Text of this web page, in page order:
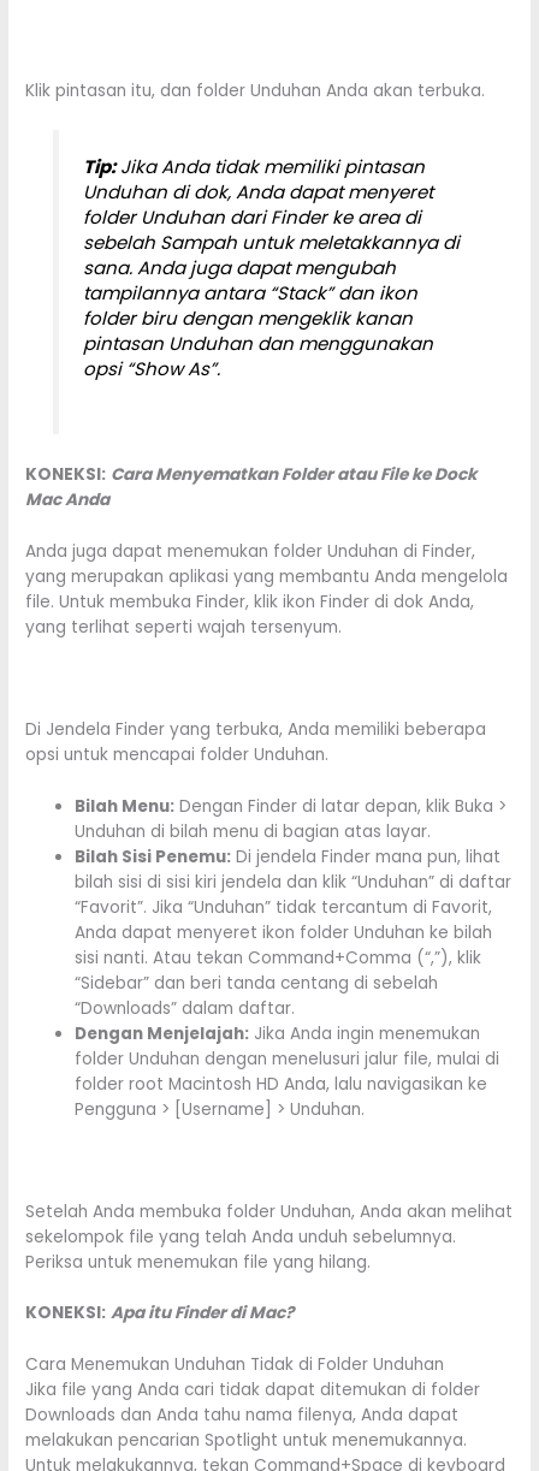
Klik pintasan itu, dan folder Unduhan Anda akan terbuka.
Tip:Jika Anda tidak memiliki pintasan
Unduhan di dok, Anda dapat menyeret
folder Unduhan dari Finder ke area di
sebelah Sampah untuk meletakkannya di
sana. Anda juga dapat mengubah
tampilannya antara “Stack” dan ikon
folder biru dengan mengeklik kanan
pintasan Unduhan dan menggunakan
opsi “Show As”.
KONEKSI: Cara Menyematkan Folder atau File ke Dock
Mac Anda
Anda juga dapat menemukan folder Unduhan di Finder,
yang merupakan aplikasi yang membantu Anda mengelola
file. Untuk membuka Finder, klik ikon Finder di dok Anda,
yang terlihat seperti wajah tersenyum.
Di Jendela Finder yang terbuka, Anda memiliki beberapa
opsi untuk mencapai folder Unduhan.
Bilah Menu: Dengan Finder di latar depan, klik Buka >
Unduhan di bilah menu di bagian atas layar.
Bilah Sisi Penemu: Di jendela Finder mana pun, lihat
bilah sisi di sisi kiri jendela dan klik “Unduhan” di daftar
“Favorit”. Jika “Unduhan” tidak tercantum di Favorit,
Anda dapat menyeret ikon folder Unduhan ke bilah
sisi nanti. Atau tekan Command+Comma (“,”), klik
“Sidebar” dan beri tanda centang di sebelah
“Downloads” dalam daftar.
Dengan Menjelajah: Jika Anda ingin menemukan
folder Unduhan dengan menelusuri jalur file, mulai di
folder root Macintosh HD Anda, lalu navigasikan ke
Pengguna > [Username] > Unduhan.
Setelah Anda membuka folder Unduhan, Anda akan melihat
sekelompok file yang telah Anda unduh sebelumnya.
Periksa untuk menemukan file yang hilang.
KONEKSI: Apa itu Finder di Mac?
Cara Menemukan Unduhan Tidak di Folder Unduhan
Jika file yang Anda cari tidak dapat ditemukan di folder
Downloads dan Anda tahu nama filenya, Anda dapat
melakukan pencarian Spotlight untuk menemukannya.
Untuk melakukannya, tekan Command+Space di keyboard